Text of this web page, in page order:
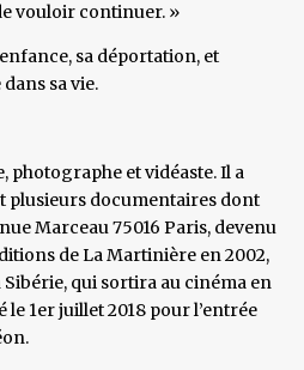
vouloir continuer. »
sa déportation, et
sa vie.
photographe et vidéaste. Il a
plusieurs documentaires dont
Marceau 75016 Paris, devenu
de La Martinière en 2002,
qui sortira au cinéma en
le 1er juillet 2018 pour l’entrée